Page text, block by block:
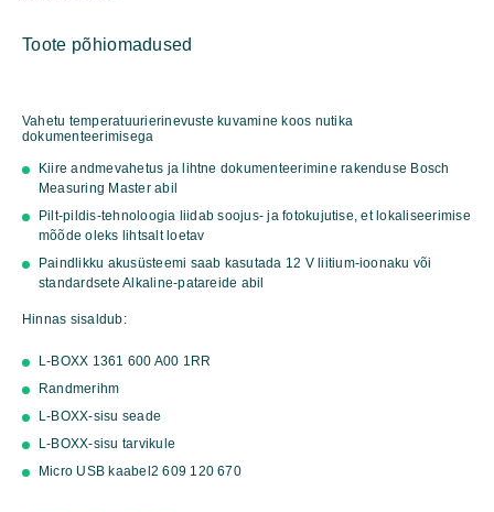
Toote põhiomadused
Vahetu temperatuurierinevuste kuvamine koos nutika
dokumenteerimisega
Kiire andmevahetus ja lihtne dokumenteerimine rakenduse Bosch
Measuring Master abil
Pilt-pildis-tehnoloogia liidab soojus- ja fotokujutise, et lokaliseerimise
mõõde oleks lihtsalt loetav
Paindlikku akusüsteemi saab kasutada 12 V liitium-ioonaku või
standardsete Alkaline-patareide abil
Hinnas sisaldub:
L-BOXX 1361 600 A00 1RR
Randmerihm
L-BOXX-sisu seade
L-BOXX-sisu tarvikule
Micro USB kaabel2 609 120 670